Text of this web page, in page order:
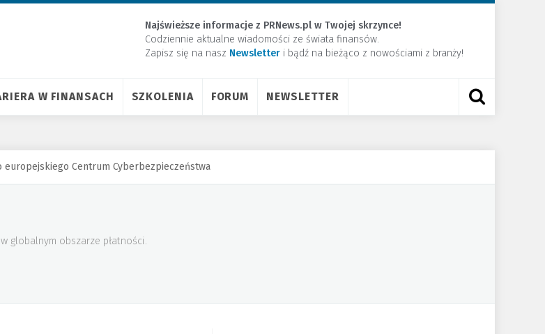
Najświeższe informacje z PRNews.pl w Twojej skrzynce!
Codziennie aktualne wiadomości ze świata finansów.
Zapisz się na nasz Newsletter ​i bądź na bieżąco z nowościami z branży!
W FINANSACH SZKOLENIA FORUM NEWSLETTER
europejskiego Centrum Cyberbezpieczeństwa
globalnym obszarze płatności.